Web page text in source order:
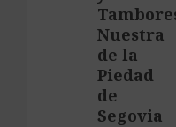
Nuestra
de la
Piedad
de
Segovia